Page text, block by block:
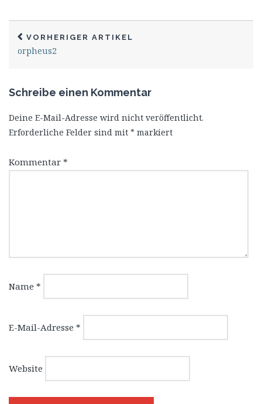
VORHERIGER ARTIKEL
orpheus2
Schreibe einen Kommentar
Deine E-Mail-Adresse wird nicht veröffentlicht.
Erforderliche Felder sind mit * markiert
Kommentar *
Name *
E-Mail-Adresse *
Website